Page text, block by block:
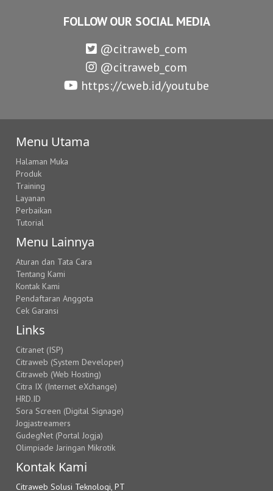
FOLLOW OUR SOCIAL MEDIA
@citraweb_com
@citraweb_com
https://cweb.id/youtube
Menu Utama
Halaman Muka
Produk
Training
Layanan
Perbaikan
Tutorial
Menu Lainnya
Aturan dan Tata Cara
Tentang Kami
Kontak Kami
Pendaftaran Anggota
Cek Garansi
Links
Citranet (ISP)
Citraweb (System Developer)
Citraweb (Web Hosting)
Citra IX (Internet eXchange)
HRD.ID
Sora Screen (Digital Signage)
Jogjastreamers
GudegNet (Portal Jogja)
Olimpiade Jaringan Mikrotik
Kontak Kami
Citraweb Solusi Teknologi, PT